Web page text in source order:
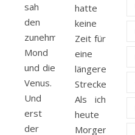
sah
den
zunehmenden
Mond
und die
Venus.
Und
erst
der
hatte
keine
Zeit für
eine
längere
Strecke.
Als ich
heute
Morgen